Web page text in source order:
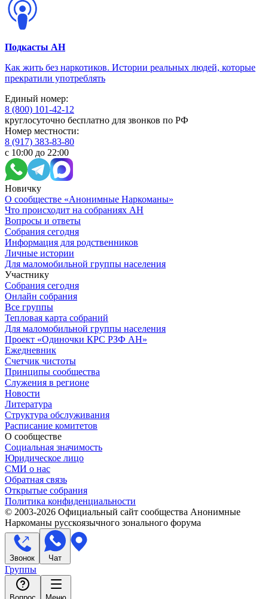
Подкасты АН
Как жить без наркотиков. Истории реальных людей, которые
прекратили употреблять
Единый номер:
8 (800) 101-42-12
круглосуточно бесплатно для звонков по РФ
Номер местности:
8 (917) 383-83-80
с 10:00 до 22:00
Новичку
О сообществе «Анонимные Наркоманы»
Что происходит на собраниях АН
Вопросы и ответы
Собрания сегодня
Информация для родственников
Личные истории
Для маломобильной группы населения
Участнику
Собрания сегодня
Онлайн собрания
Все группы
Тепловая карта собраний
Для маломобильной группы населения
Проект «Одиночки КРС РЗФ АН»
Ежедневник
Счетчик чистоты
Принципы сообщества
Служения в регионе
Новости
Литература
Структура обслуживания
Расписание комитетов
О сообществе
Социальная значимость
Юридическое лицо
СМИ о нас
Обратная связь
Открытые собрания
Политика конфиденциальности
© 2003-2026 Официальный сайт сообщества Анонимные
Наркоманы русскоязычного зонального форума
Звонок Чат
Группы